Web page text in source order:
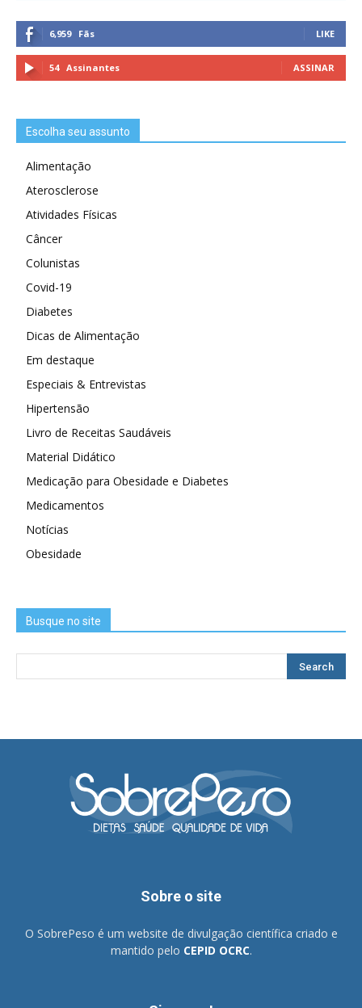
6,959 Fãs LIKE
54 Assinantes ASSINAR
Escolha seu assunto
Alimentação
Aterosclerose
Atividades Físicas
Câncer
Colunistas
Covid-19
Diabetes
Dicas de Alimentação
Em destaque
Especiais & Entrevistas
Hipertensão
Livro de Receitas Saudáveis
Material Didático
Medicação para Obesidade e Diabetes
Medicamentos
Notícias
Obesidade
Busque no site
Sobre o site
O SobrePeso é um website de divulgação científica criado e
mantido pelo CEPID OCRC.